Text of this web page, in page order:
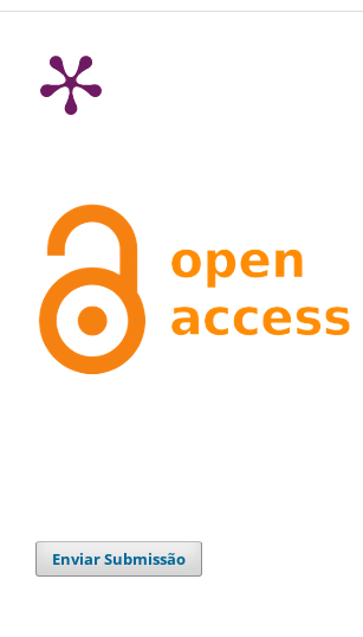
Enviar Submissão